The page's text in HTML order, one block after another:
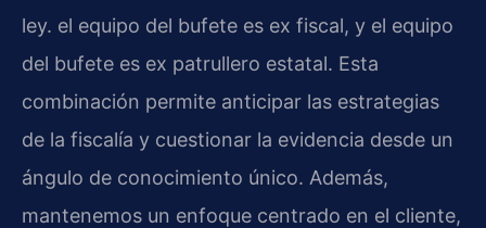
ley. el equipo del bufete es ex fiscal, y el equipo
del bufete es ex patrullero estatal. Esta
combinación permite anticipar las estrategias
de la fiscalía y cuestionar la evidencia desde un
ángulo de conocimiento único. Además,
mantenemos un enfoque centrado en el cliente,